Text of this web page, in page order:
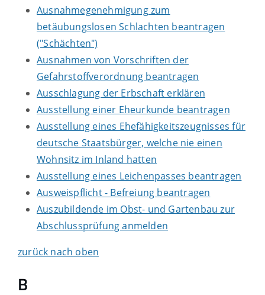
Ausnahmegenehmigung zum
betäubungslosen Schlachten beantragen
("Schächten")
Ausnahmen von Vorschriften der
Gefahrstoffverordnung beantragen
Ausschlagung der Erbschaft erklären
Ausstellung einer Eheurkunde beantragen
Ausstellung eines Ehefähigkeitszeugnisses für
deutsche Staatsbürger, welche nie einen
Wohnsitz im Inland hatten
Ausstellung eines Leichenpasses beantragen
Ausweispflicht - Befreiung beantragen
Auszubildende im Obst- und Gartenbau zur
Abschlussprüfung anmelden
zurück nach oben
B